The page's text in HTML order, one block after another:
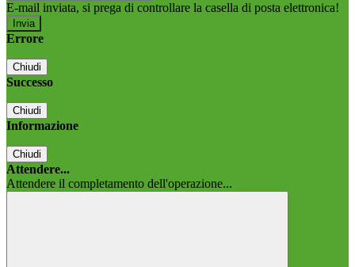
E-mail inviata, si prega di controllare la casella di posta elettronica!
Errore
Chiudi
Successo
Chiudi
Informazione
Chiudi
Attendere...
Attendere il completamento dell'operazione...